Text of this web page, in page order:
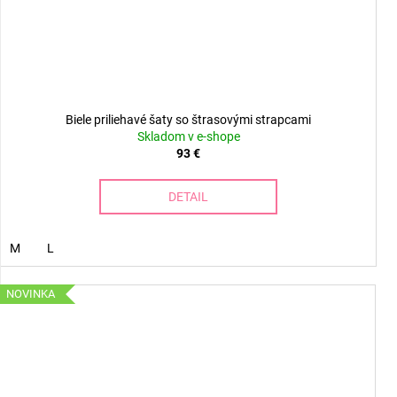
Biele priliehavé šaty so štrasovými strapcami
Skladom v e-shope
93 €
DETAIL
M L
NOVINKA